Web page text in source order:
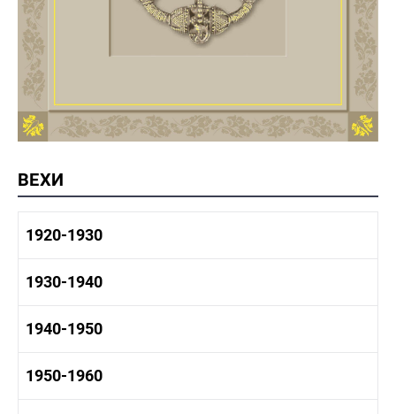
ВЕХИ
1920-1930
1920-1930 история
1930-1940
1930-1940 история
1940-1950
1940-1950 быт
1950-1960